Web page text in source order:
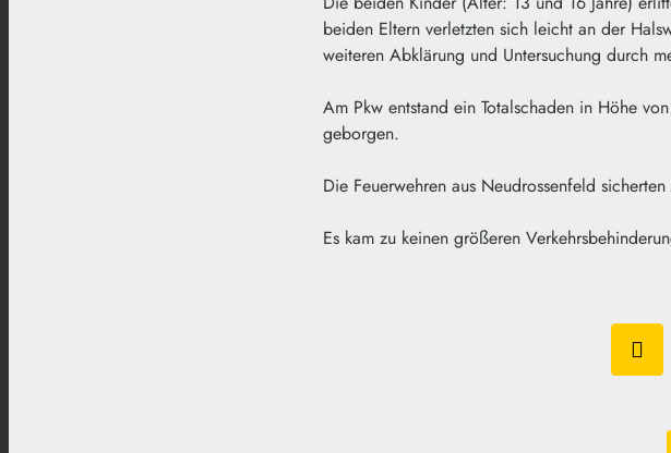
beiden Eltern verletzten sich leicht an der
weiteren Abklärung und Untersuchung durch
Am Pkw entstand ein Totalschaden in Höhe
geborgen.
Die Feuerwehren aus Neudrossenfeld
Es kam zu keinen größeren